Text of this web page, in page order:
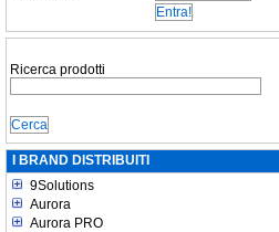
Ricerca prodotti
I BRAND DISTRIBUITI
9Solutions
Aurora
Aurora PRO